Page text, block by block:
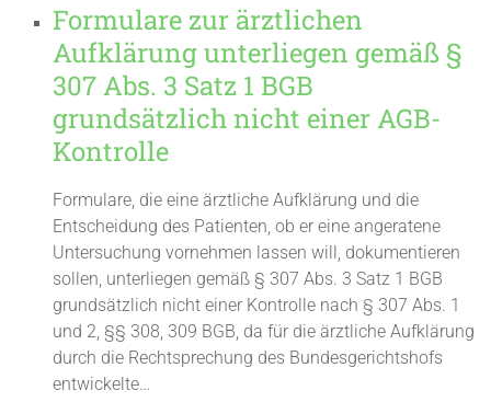
Formulare zur ärztlichen
Aufklärung unterliegen gemäß §
307 Abs. 3 Satz 1 BGB
grundsätzlich nicht einer AGB-
Kontrolle
Formulare, die eine ärztliche Aufklärung und die
Entscheidung des Patienten, ob er eine angeratene
Untersuchung vornehmen lassen will, dokumentieren
sollen, unterliegen gemäß § 307 Abs. 3 Satz 1 BGB
grundsätzlich nicht einer Kontrolle nach § 307 Abs. 1
und 2, §§ 308, 309 BGB, da für die ärztliche Aufklärung
durch die Rechtsprechung des Bundesgerichtshofs
entwickelte…